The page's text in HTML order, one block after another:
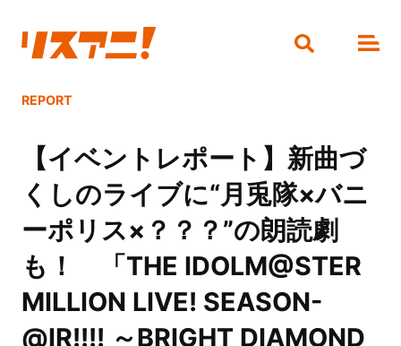
REPORT
【イベントレポート】新曲づ
くしのライブに“月兎隊×バニ
ーポリス×？？？”の朗読劇
も！ 「THE IDOLM@STER
MILLION LIVE! SEASON-
@IR!!!! ～BRIGHT DIAMOND